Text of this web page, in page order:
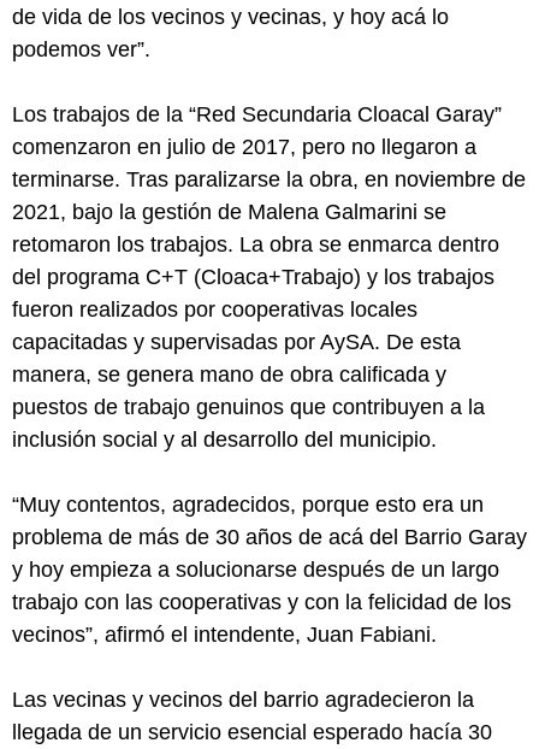
de vida de los vecinos y vecinas, y hoy acá lo
podemos ver”.
Los trabajos de la “Red Secundaria Cloacal Garay”
comenzaron en julio de 2017, pero no llegaron a
terminarse. Tras paralizarse la obra, en noviembre de
2021, bajo la gestión de Malena Galmarini se
retomaron los trabajos. La obra se enmarca dentro
del programa C+T (Cloaca+Trabajo) y los trabajos
fueron realizados por cooperativas locales
capacitadas y supervisadas por AySA. De esta
manera, se genera mano de obra calificada y
puestos de trabajo genuinos que contribuyen a la
inclusión social y al desarrollo del municipio.
“Muy contentos, agradecidos, porque esto era un
problema de más de 30 años de acá del Barrio Garay
y hoy empieza a solucionarse después de un largo
trabajo con las cooperativas y con la felicidad de los
vecinos”, afirmó el intendente, Juan Fabiani.
Las vecinas y vecinos del barrio agradecieron la
llegada de un servicio esencial esperado hacía 30